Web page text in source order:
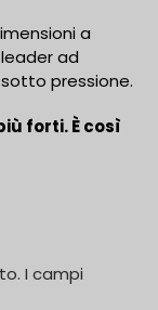
a
ad
pressione.
forti. È così
I campi